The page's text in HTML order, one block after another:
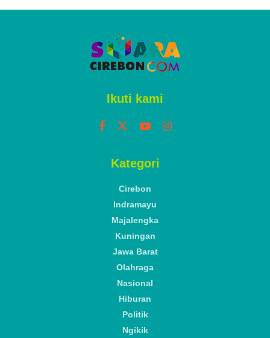
Ikuti kami
Kategori
Cirebon
Indramayu
Majalengka
Kuningan
Jawa Barat
Olahraga
Nasional
Hiburan
Politik
Ngikik